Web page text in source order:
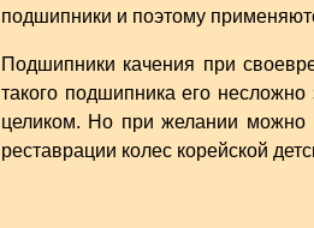
подшипники и поэтому
Подшипники качения при
такого подшипника его
целиком. Но при желании можно
реставрации колес корейской